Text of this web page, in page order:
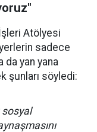
Atölyesi
sadece
da yan yana
şunları söyledi:
sosyal